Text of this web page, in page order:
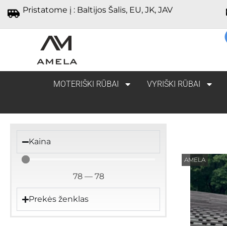
Pristatome į : Baltijos Šalis, EU, JK, JAV
MOTERIŠKI RŪBAI VYRIŠKI RŪBAI
Kaina
78— 78
Prekės ženklas
AMELA